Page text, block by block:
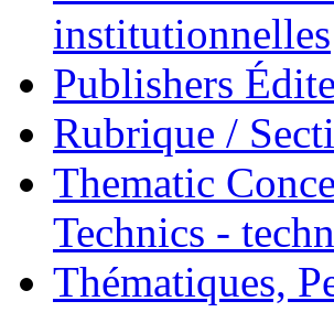
institutionnelles
Publishers
Rubrique /
Thematic
Technics -
Thématiques,